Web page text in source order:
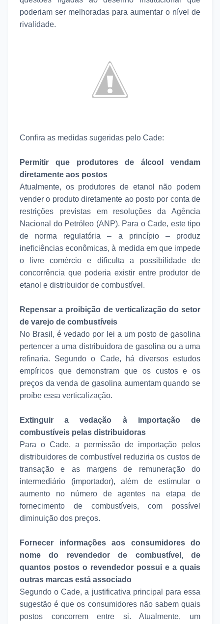
poderiam ser melhoradas para aumentar o nível de
rivalidade.
Confira as medidas sugeridas pelo Cade:
Permitir que produtores de álcool vendam
diretamente aos postos
Atualmente, os produtores de etanol não podem
vender o produto diretamente ao posto por conta de
restrições previstas em resoluções da Agência
Nacional do Petróleo (ANP). Para o Cade, este tipo
de norma regulatória – a princípio – produz
ineficiências econômicas, à medida em que impede
o livre comércio e dificulta a possibilidade de
concorrência que poderia existir entre produtor de
etanol e distribuidor de combustível.
Repensar a proibição de verticalização do setor
de varejo de combustíveis
No Brasil, é vedado por lei a um posto de gasolina
pertencer a uma distribuidora de gasolina ou a uma
refinaria. Segundo o Cade, há diversos estudos
empíricos que demonstram que os custos e os
preços da venda de gasolina aumentam quando se
proíbe essa verticalização.
Extinguir a vedação à importação de
combustíveis pelas distribuidoras
Para o Cade, a permissão de importação pelos
distribuidores de combustível reduziria os custos de
transação e as margens de remuneração do
intermediário (importador), além de estimular o
aumento no número de agentes na etapa de
fornecimento de combustíveis, com possível
diminuição dos preços.
Fornecer informações aos consumidores do
nome do revendedor de combustível, de
quantos postos o revendedor possui e a quais
outras marcas está associado
Segundo o Cade, a justificativa principal para essa
sugestão é que os consumidores não sabem quais
postos concorrem entre si. Atualmente, um